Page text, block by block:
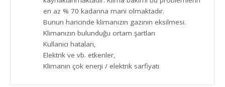
en az % 70 kadarına mani olmaktadır.
Bunun haricinde klimanızın gazının eksilmesi.
Klimanızın bulunduğu ortam şartları
Kullanıcı hataları,
Elektrik ve vb. etkenler,
Klimanın çok enerji / elektrik sarfiyatı